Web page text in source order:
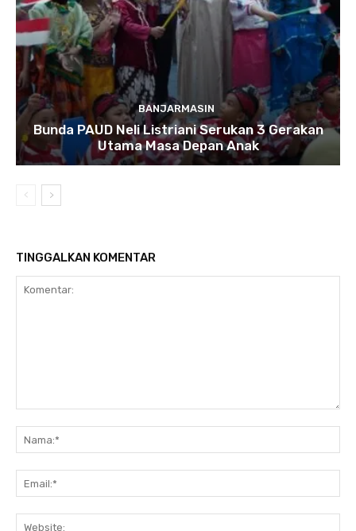
BANJARMASIN
Bunda PAUD Neli Listriani Serukan 3 Gerakan
Utama Masa Depan Anak
TINGGALKAN KOMENTAR